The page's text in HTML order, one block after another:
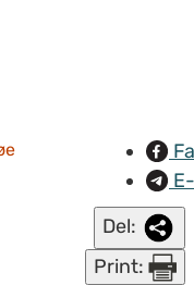
Del:
Print: